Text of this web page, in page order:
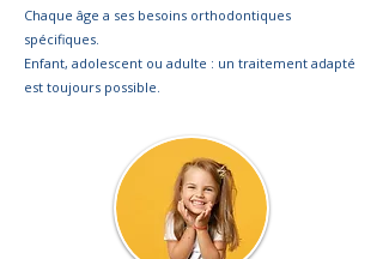
Chaque âge a ses besoins orthodontiques
spécifiques.
Enfant, adolescent ou adulte : un traitement adapté
est toujours possible.